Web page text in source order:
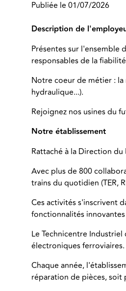
Publiée le 01/07/2026
Description de
Présentes sur l'ensemble
responsables de la
Notre coeur de métier : la
hydraulique...).
Rejoignez nos usines du
Notre établissement
Rattaché à la Direction
Avec plus de 800
trains du quotidien (TER,
Ces activités s'inscrivent
fonctionnalités
Le Technicentre
électroniques ferroviaires.
Chaque année,
réparation de pièces, soit